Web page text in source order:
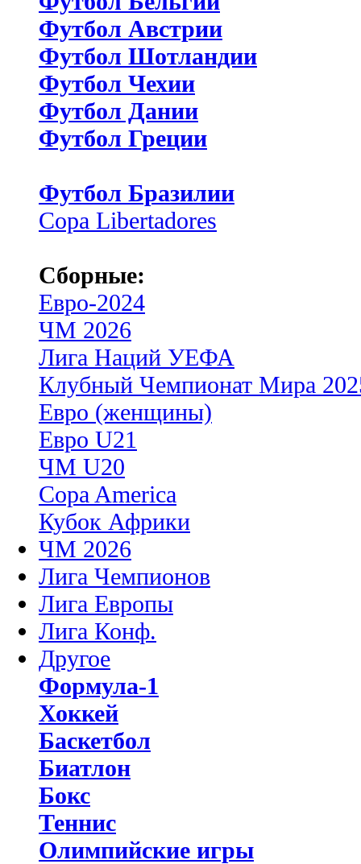
Футбол Австрии
Футбол Шотландии
Футбол Чехии
Футбол Дании
Футбол Греции
Футбол Бразилии
Copa Libertadores
Сборные:
Евро-2024
ЧМ 2026
Лига Наций УЕФА
Клубный Чемпионат Мира
Евро (женщины)
Евро U21
ЧМ U20
Copa America
Кубок Африки
ЧМ 2026
Лига Чемпионов
Лига Европы
Лига Конф.
Другое
Формула-1
Хоккей
Баскетбол
Биатлон
Бокс
Теннис
Олимпийские игры